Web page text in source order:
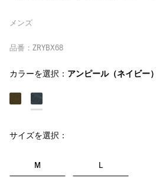
メンズ
品番：ZRYBX68
カラーを選択： アンピール（ネイビー）
サイズを選択：
M L